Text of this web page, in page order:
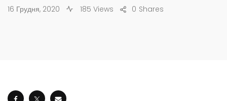
16 Грудня, 2020 185 Views Shares
0